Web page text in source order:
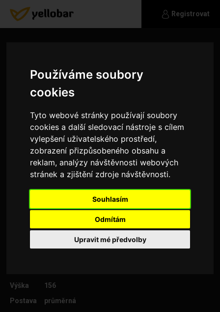
Používáme soubory
cookies
Tyto webové stránky používají soubory
cookies a další sledovací nástroje s cílem
vylepšení uživatelského prostředí,
zobrazení přizpůsobeného obsahu a
reklam, analýzy návštěvnosti webových
stránek a zjištění zdroje návštěvnosti.
Souhlasím
Odmítám
Upravit mé předvolby
Registrovat
Celuci
Výška
156
Postava
průměrná